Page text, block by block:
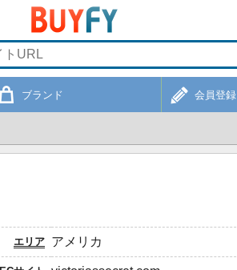
ブランド 会員登録
エリア アメリカ